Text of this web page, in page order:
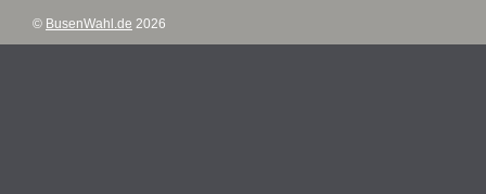
© BusenWahl.de 2026